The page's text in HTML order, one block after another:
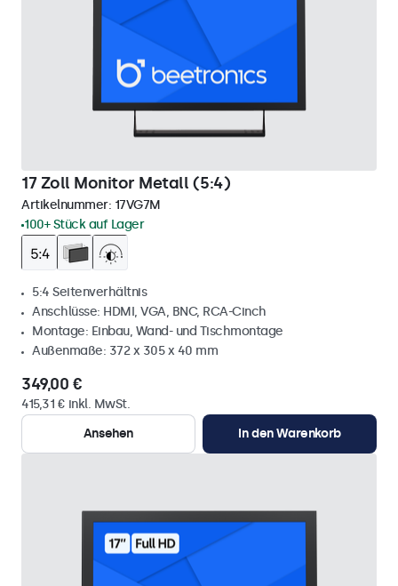
17 Zoll Monitor Metall (5:4)
Artikelnummer: 17VG7M
100+ Stück auf Lager
5:4 Seitenverhältnis
Anschlüsse: HDMI, VGA, BNC, RCA-Cinch
Montage: Einbau, Wand- und Tischmontage
Außenmaße: 372 x 305 x 40 mm
349,00 €
415,31 € inkl. MwSt.
Ansehen
In den Warenkorb